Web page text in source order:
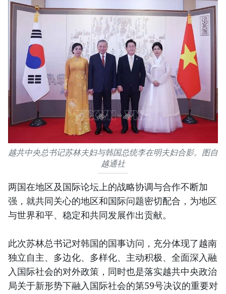
越共中央总书记苏林夫妇与韩国总统李在明夫妇合影。图自
越通社
两国在地区及国际论坛上的战略协调与合作不断加
强，就共同关心的地区和国际问题密切配合，为地区
与世界和平、稳定和共同发展作出贡献。
此次苏林总书记对韩国的国事访问，充分体现了越南
独立自主、多边化、多样化、主动积极、全面深入融
入国际社会的对外政策，同时也是落实越共中央政治
局关于新形势下融入国际社会的第59号决议的重要对